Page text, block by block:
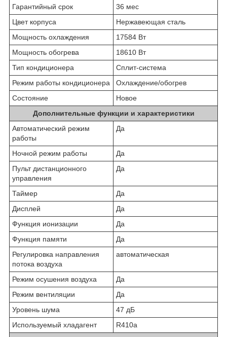
Гарантийный срок
36 мес
Цвет корпуса
Нержавеющая сталь
Мощность охлаждения
17584 Вт
Мощность обогрева
18610 Вт
Тип кондиционера
Сплит-система
Режим работы кондиционера
Охлаждение/обогрев
Состояние
Новое
Дополнительные функции и характеристики
Автоматический режим
работы
Да
Ночной режим работы
Да
Пульт дистанционного
управления
Да
Таймер
Да
Дисплей
Да
Функция ионизации
Да
Функция памяти
Да
Регулировка направления
потока воздуха
автоматическая
Режим осушения воздуха
Да
Режим вентиляции
Да
Уровень шума
47 дБ
Используемый хладагент
R410a